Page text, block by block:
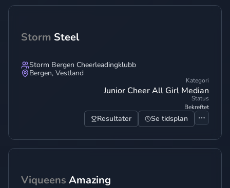
Storm Steel
Storm Bergen Cheerleadingklubb
Bergen, Vestland
Kategori
Junior Cheer All Girl Median
Status
Bekreftet
Resultater Se tidsplan
Viqueens Amazing